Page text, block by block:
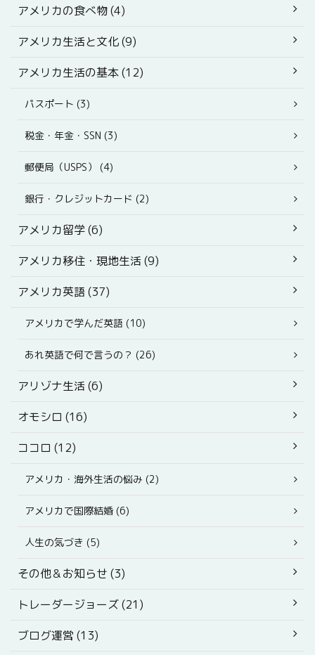
アメリカの食べ物 (4)
アメリカ生活と文化 (9)
アメリカ生活の基本 (12)
パスポート (3)
税金・年金・SSN (3)
郵便局（USPS） (4)
銀行・クレジットカード (2)
アメリカ留学 (6)
アメリカ移住・現地生活 (9)
アメリカ英語 (37)
アメリカで学んだ英語 (10)
あれ英語で何で言うの？ (26)
アリゾナ生活 (6)
オモシロ (16)
ココロ (12)
アメリカ・海外生活の悩み (2)
アメリカで国際結婚 (6)
人生の気づき (5)
その他＆お知らせ (3)
トレーダージョーズ (21)
ブログ運営 (13)